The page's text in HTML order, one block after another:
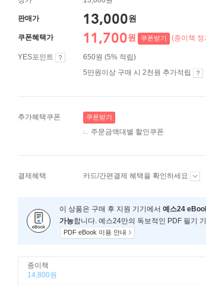
판매가 13,000원
쿠폰혜택가 11,700원 쿠폰받기 (종이책
YES포인트
650원 (5% 적립)
5만원이상 구매 시 2천원 추가적립
추가혜택쿠폰 쿠폰받기
주문금액대별 할인쿠폰
결제혜택 카드/간편결제 혜택을 확인하세요
이 상품은 구매 후 지원 기기에서 예스24
가능합니다. 예스24만의 독보적인 PDF 필기
PDF eBook 이용 안내
종이책
14,800원